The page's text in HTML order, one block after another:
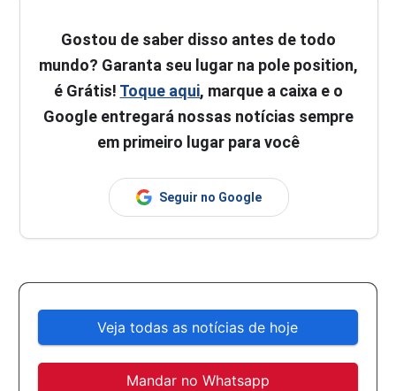
Gostou de saber disso antes de todo
mundo? Garanta seu lugar na pole position,
é Grátis! Toque aqui, marque a caixa e o
Google entregará nossas notícias sempre
em primeiro lugar para você
Seguir no Google
Veja todas as notícias de hoje
Mandar no Whatsapp